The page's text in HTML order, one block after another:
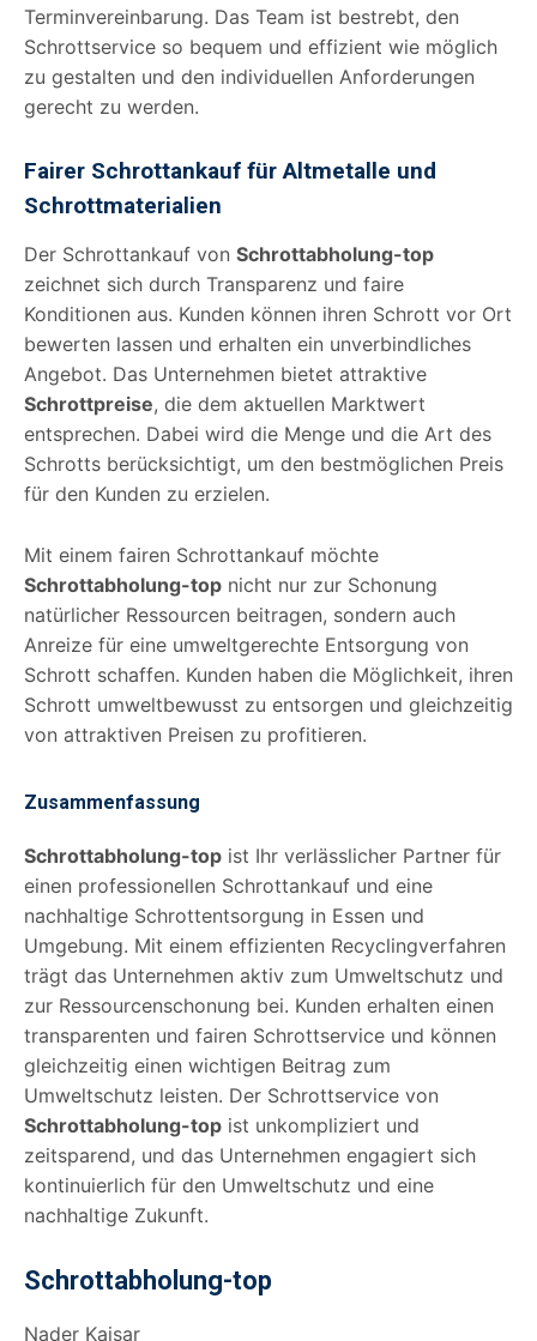
Terminvereinbarung. Das Team ist bestrebt, den
Schrottservice so bequem und effizient wie möglich
zu gestalten und den individuellen Anforderungen
gerecht zu werden.
Fairer Schrottankauf für Altmetalle und
Schrottmaterialien
Der Schrottankauf von Schrottabholung-top
zeichnet sich durch Transparenz und faire
Konditionen aus. Kunden können ihren Schrott vor Ort
bewerten lassen und erhalten ein unverbindliches
Angebot. Das Unternehmen bietet attraktive
Schrottpreise, die dem aktuellen Marktwert
entsprechen. Dabei wird die Menge und die Art des
Schrotts berücksichtigt, um den bestmöglichen Preis
für den Kunden zu erzielen.
Mit einem fairen Schrottankauf möchte
Schrottabholung-top nicht nur zur Schonung
natürlicher Ressourcen beitragen, sondern auch
Anreize für eine umweltgerechte Entsorgung von
Schrott schaffen. Kunden haben die Möglichkeit, ihren
Schrott umweltbewusst zu entsorgen und gleichzeitig
von attraktiven Preisen zu profitieren.
Zusammenfassung
Schrottabholung-top ist Ihr verlässlicher Partner für
einen professionellen Schrottankauf und eine
nachhaltige Schrottentsorgung in Essen und
Umgebung. Mit einem effizienten Recyclingverfahren
trägt das Unternehmen aktiv zum Umweltschutz und
zur Ressourcenschonung bei. Kunden erhalten einen
transparenten und fairen Schrottservice und können
gleichzeitig einen wichtigen Beitrag zum
Umweltschutz leisten. Der Schrottservice von
Schrottabholung-top ist unkompliziert und
zeitsparend, und das Unternehmen engagiert sich
kontinuierlich für den Umweltschutz und eine
nachhaltige Zukunft.
Schrottabholung-top
Nader Kaisar